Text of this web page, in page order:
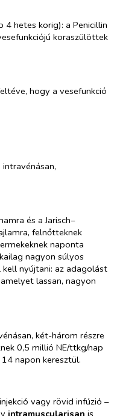
4 hetes korig): a Penicillin
koraszülöttek
hogy a vesefunkció
és a Jarisch–
felnőtteknek
naponta
nagyon súlyos
nyújtani: az adagolást
lassan, nagyon
két-három részre
0,5 millió NE/ttkg/nap
napon keresztül.
vagy rövid infúzió –
intramuscularisan is